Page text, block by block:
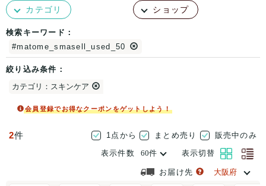
カテゴリ ショップ
検索キーワード：
#matome_smasell_used_50
絞り込み条件：
カテゴリ：スキンケア
会員登録でお得なクーポンをゲットしよう！
2件 1点から まとめ売り
販売中のみ
表示件数
表示切替
お届け先